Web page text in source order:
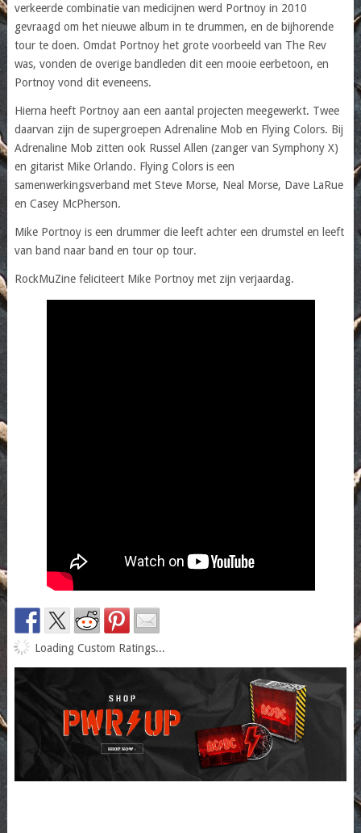
verkeerde combinatie van medicijnen werd Portnoy in 2010
gevraagd om het nieuwe album in te drummen, en de bijhorende
tour te doen. Omdat Portnoy het grote voorbeeld van The Rev
was, vonden de overige bandleden dit een mooie eerbetoon, en
Portnoy vond dit eveneens.
Hierna heeft Portnoy aan een aantal projecten meegewerkt. Twee
daarvan zijn de supergroepen Adrenaline Mob en Flying Colors. Bij
Adrenaline Mob zitten ook Russel Allen (zanger van Symphony X)
en gitarist Mike Orlando. Flying Colors is een
samenwerkingsverband met Steve Morse, Neal Morse, Dave LaRue
en Casey McPherson.
Mike Portnoy is een drummer die leeft achter een drumstel en leeft
van band naar band en tour op tour.
RockMuZine feliciteert Mike Portnoy met zijn verjaardag.
Loading Custom Ratings...